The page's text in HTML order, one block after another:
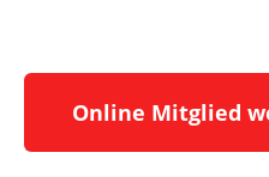
Online Mitglied